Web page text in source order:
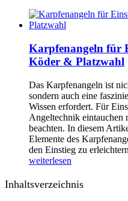
Karpfenangeln für
Köder & Platzwahl
Das Karpfenangeln ist
sondern auch eine
Wissen erfordert. Für
Angeltechnik eintauchen
beachten. In diesem
Elemente des
den Einstieg zu
weiterlesen
Inhaltsverzeichnis